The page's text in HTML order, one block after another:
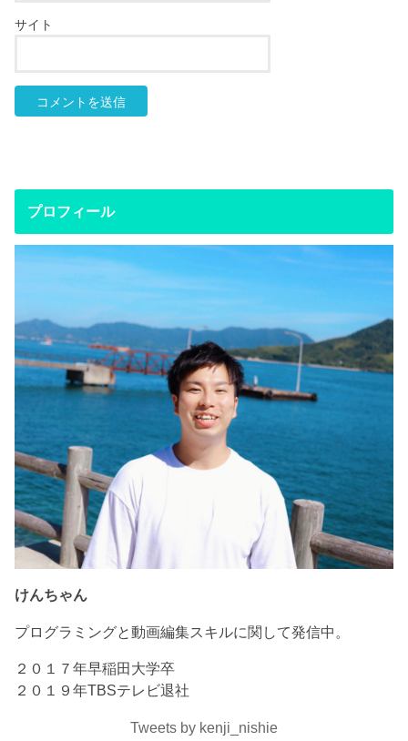
サイト
プロフィール
けんちゃん
プログラミングと動画編集スキルに関して発信中。
２０１７年早稲田大学卒
２０１９年TBSテレビ退社
Tweets by kenji_nishie